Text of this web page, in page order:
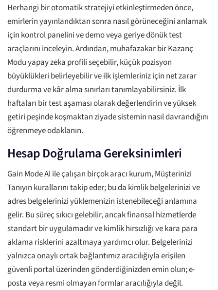
Herhangi bir otomatik stratejiyi etkinleştirmeden önce,
emirlerin yayınlandıktan sonra nasıl görüneceğini anlamak
için kontrol panelini ve demo veya geriye dönük test
araçlarını inceleyin. Ardından, muhafazakar bir Kazanç
Modu yapay zeka profili seçebilir, küçük pozisyon
büyüklükleri belirleyebilir ve ilk işlemleriniz için net zarar
durdurma ve kâr alma sınırları tanımlayabilirsiniz. İlk
haftaları bir test aşaması olarak değerlendirin ve yüksek
getiri peşinde koşmaktan ziyade sistemin nasıl davrandığını
öğrenmeye odaklanın.
Hesap Doğrulama Gereksinimleri
Gain Mode AI ile çalışan birçok aracı kurum, Müşterinizi
Tanıyın kurallarını takip eder; bu da kimlik belgelerinizi ve
adres belgelerinizi yüklemenizin istenebileceği anlamına
gelir. Bu süreç sıkıcı gelebilir, ancak finansal hizmetlerde
standart bir uygulamadır ve kimlik hırsızlığı ve kara para
aklama risklerini azaltmaya yardımcı olur. Belgelerinizi
yalnızca onaylı ortak bağlantımız aracılığıyla erişilen
güvenli portal üzerinden gönderdiğinizden emin olun; e-
posta veya resmi olmayan formlar aracılığıyla değil.